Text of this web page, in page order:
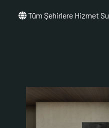
Tüm Şehirlere Hizmet